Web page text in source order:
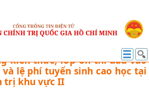
2175 -TB/VP về việc thu học phí
kiến thức, lớp ôn thi đầu vào
lệ phí tuyển sinh cao học tại
trị khu vực II